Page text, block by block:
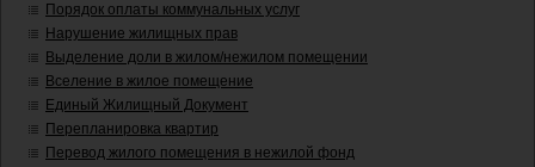
Порядок оплаты коммунальных услуг
Нарушение жилищных прав
Выделение доли в жилом/нежилом помещении
Вселение в жилое помещение
Единый Жилищный Документ
Перепланировка квартир
Перевод жилого помещения в нежилой фонд